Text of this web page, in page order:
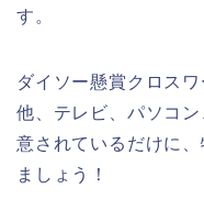
す。
ダイソー懸賞クロス
他、テレビ、パソコ
意されているだけに
ましょう！